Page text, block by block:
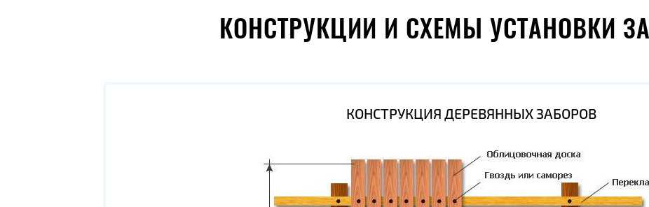
КОНСТРУКЦИИ И СХЕМЫ УСТАНОВКИ
КОНСТРУКЦИЯ ДЕРЕВЯННЫХ ЗАБОРОВ